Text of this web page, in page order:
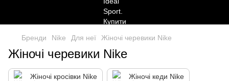
Бренди Nike Для неї Жіночі черевики Nike
Жіночі черевики Nike
Жіночі кросівки Nike Жіночі кеди Nike